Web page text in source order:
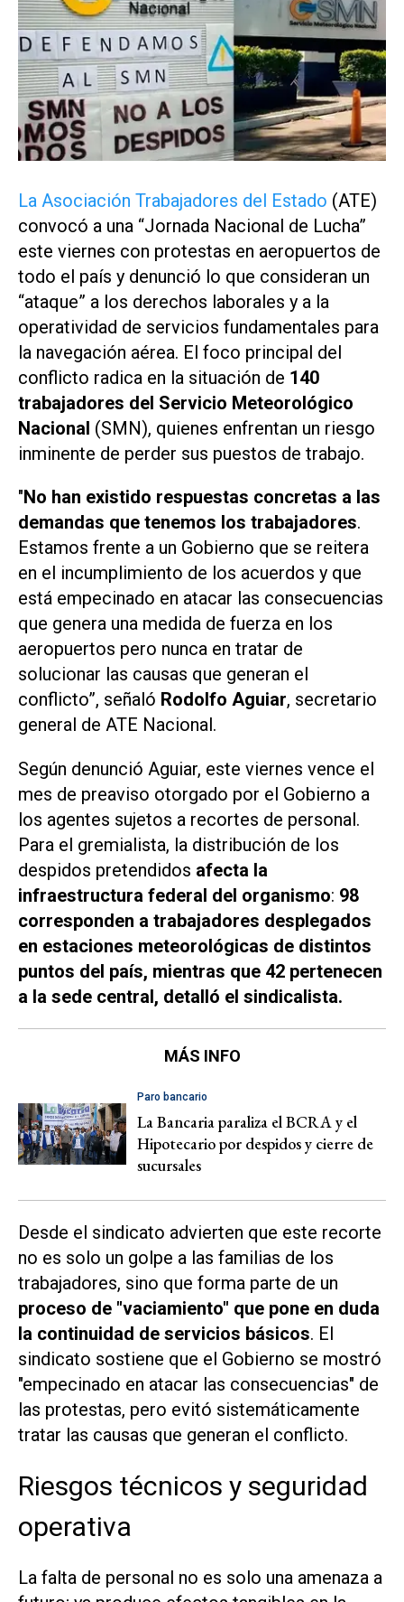
La Asociación Trabajadores del Estado (ATE)
convocó a una “Jornada Nacional de Lucha”
este viernes con protestas en aeropuertos de
todo el país y denunció lo que consideran un
“ataque” a los derechos laborales y a la
operatividad de servicios fundamentales para
la navegación aérea. El foco principal del
conflicto radica en la situación de 140
trabajadores del Servicio Meteorológico
Nacional (SMN), quienes enfrentan un riesgo
inminente de perder sus puestos de trabajo.
"No han existido respuestas concretas a las
demandas que tenemos los trabajadores.
Estamos frente a un Gobierno que se reitera
en el incumplimiento de los acuerdos y que
está empecinado en atacar las consecuencias
que genera una medida de fuerza en los
aeropuertos pero nunca en tratar de
solucionar las causas que generan el
conflicto”, señaló Rodolfo Aguiar, secretario
general de ATE Nacional.
Según denunció Aguiar, este viernes vence el
mes de preaviso otorgado por el Gobierno a
los agentes sujetos a recortes de personal.
Para el gremialista, la distribución de los
despidos pretendidos afecta la
infraestructura federal del organismo: 98
corresponden a trabajadores desplegados
en estaciones meteorológicas de distintos
puntos del país, mientras que 42 pertenecen
a la sede central, detalló el sindicalista.
MÁS INFO
Paro bancario
La Bancaria paraliza el BCRA y el
Hipotecario por despidos y cierre de
sucursales
Desde el sindicato advierten que este recorte
no es solo un golpe a las familias de los
trabajadores, sino que forma parte de un
proceso de "vaciamiento" que pone en duda
la continuidad de servicios básicos. El
sindicato sostiene que el Gobierno se mostró
"empecinado en atacar las consecuencias" de
las protestas, pero evitó sistemáticamente
tratar las causas que generan el conflicto.
Riesgos técnicos y seguridad
operativa
La falta de personal no es solo una amenaza a